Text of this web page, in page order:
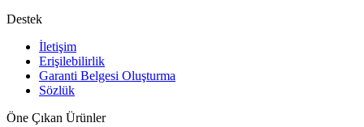
Destek
İletişim
Erişilebilirlik
Garanti Belgesi Oluşturma
Sözlük
Öne Çıkan Ürünler